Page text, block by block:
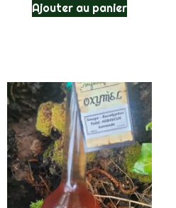
Ajouter au panier